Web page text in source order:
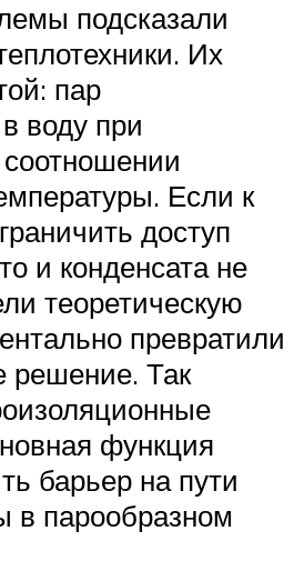
подсказали
Их
пар
воду при
Если к
доступ
и конденсата не
теоретическую
превратили
решение. Так
функция
барьер на пути
в парообразном